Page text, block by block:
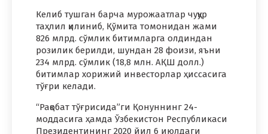
Келиб тушган барча мурожаатлар чуқур
таҳлил қилиниб, Қўмита томонидан жами
826 млрд. сўмлик битимларга олдиндан
розилик берилди, шундан 28 фоизи, яъни
234 млрд. сўмлик (18,8 млн. АҚШ долл.)
битимлар хорижий инвесторлар ҳиссасига
тўғри келади.
“Рақобат тўғрисида”ги Қонуннинг 24-
моддасига ҳамда Ўзбекистон Республикаси
Президентининг 2020 йил 6 июлдаги